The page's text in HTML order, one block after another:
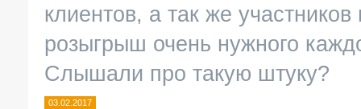
клиентов, а так же
розыгрыш очень нужного
Слышали про такую штуку?
03.02.2017